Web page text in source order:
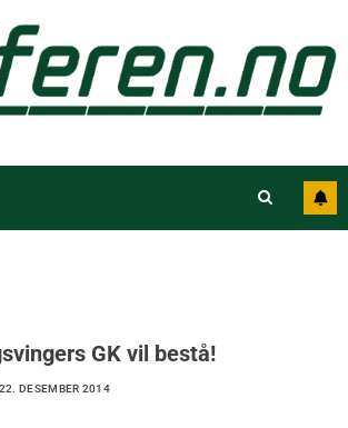
GK vil bestå!
22. DESEMBER 2014